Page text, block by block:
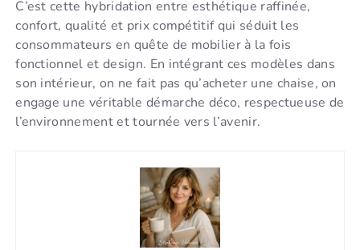
C’est cette hybridation entre esthétique raffinée,
confort, qualité et prix compétitif qui séduit les
consommateurs en quête de mobilier à la fois
fonctionnel et design. En intégrant ces modèles dans
son intérieur, on ne fait pas qu’acheter une chaise, on
engage une véritable démarche déco, respectueuse de
l’environnement et tournée vers l’avenir.